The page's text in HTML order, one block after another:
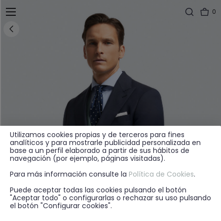
0
Utilizamos cookies propias y de terceros para fines
analíticos y para mostrarle publicidad personalizada en
base a un perfil elaborado a partir de sus hábitos de
navegación (por ejemplo, páginas visitadas).
Para más información consulte la Política de Cookies.
Puede aceptar todas las cookies pulsando el botón
"Aceptar todo" o configurarlas o rechazar su uso pulsando
el botón "Configurar cookies".